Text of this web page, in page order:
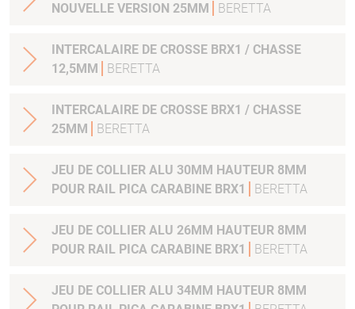
NOUVELLE VERSION 25MM
BERETTA
INTERCALAIRE DE CROSSE BRX1 / CHASSE
12,5MM
BERETTA
INTERCALAIRE DE CROSSE BRX1 / CHASSE
25MM
BERETTA
JEU DE COLLIER ALU 30MM HAUTEUR 8MM
POUR RAIL PICA CARABINE BRX1
BERETTA
JEU DE COLLIER ALU 26MM HAUTEUR 8MM
POUR RAIL PICA CARABINE BRX1
BERETTA
JEU DE COLLIER ALU 34MM HAUTEUR 8MM